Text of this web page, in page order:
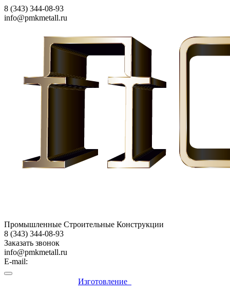
8 (343) 344-08-93
info@pmkmetall.ru
Промышленные Строительные Конструкции
8 (343) 344-08-93
Заказать звонок
info@pmkmetall.ru
E-mail:
Изготовление